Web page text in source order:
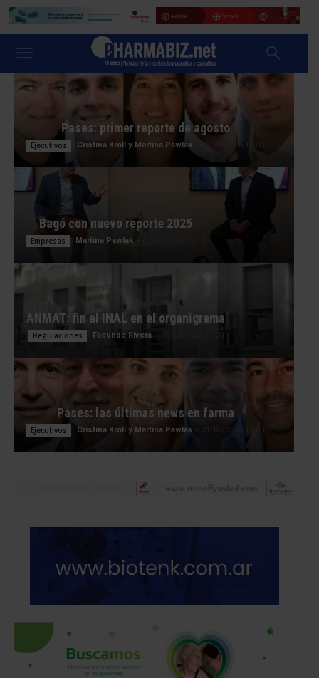
Pases: primer reporte de agosto
Ejecutivos Cristina Kroll y Martina Pawlak 07/08/2026 13:00
Bagó con nuevo reporte 2025
Empresas Martina Pawlak -
ANMAT: fin al INAL en el organigrama
Regulaciones Facundo Rivera -
Pases: las últimas news en farma
Ejecutivos Cristina Kroll y Martina Pawlak -